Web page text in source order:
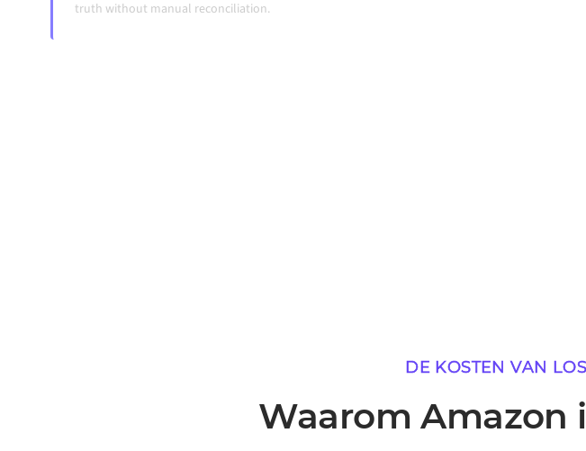
truth without manual reconciliation.
DE KOSTEN VAN
Waarom Amazon